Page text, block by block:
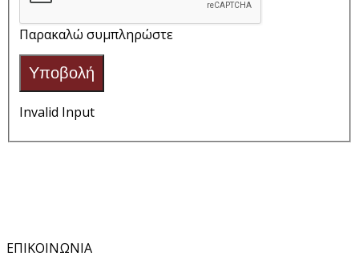
Παρακαλώ συμπληρώστε
Υποβολή
Invalid Input
ΕΠΙΚΟΙΝΩΝΙΑ